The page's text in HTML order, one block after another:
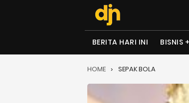
BERITA HARI INI BISNIS
HOME SEPAK BOLA